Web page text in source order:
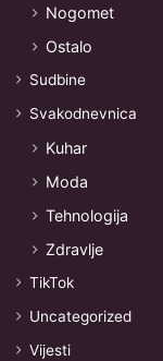
Nogomet
Ostalo
Sudbine
Svakodnevnica
Kuhar
Moda
Tehnologija
Zdravlje
TikTok
Uncategorized
Vijesti